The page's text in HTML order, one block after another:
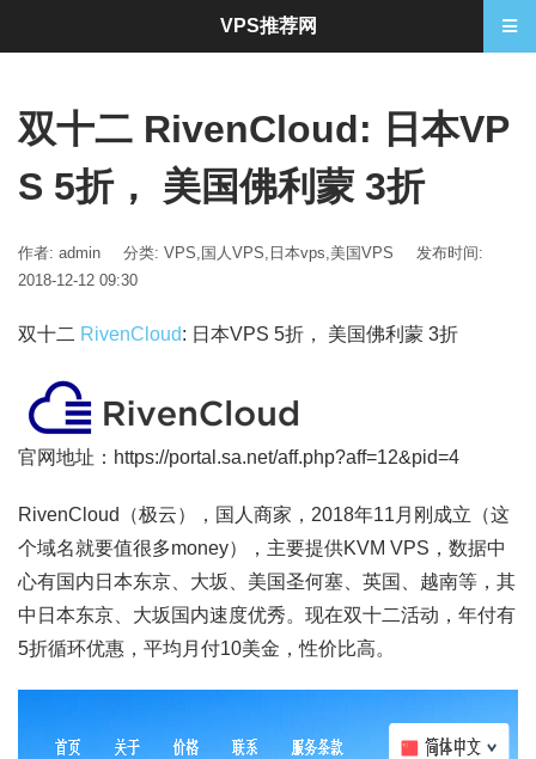
双十二 RivenCloud: 日本VP
S 5折， 美国佛利蒙 3折
作者: admin 分类: VPS, 国人VPS, 日本vps,美国VPS
发布时间:
2018-12-12 09:30
双十二 RivenCloud: 日本VPS 5折， 美国佛利蒙 3折
官网地址：https://portal.sa.net/aff.php?aff=12&pid=4
RivenCloud（极云），国人商家，2018年11月刚成立（这
个域名就要值很多money），主要提供KVM VPS，数据中
心有国内日本东京、大坂、美国圣何塞、英国、越南等，其
中日本东京、大坂国内速度优秀。现在双十二活动，年付有
5折循环优惠，平均月付10美金，性价比高。
VPS推荐网